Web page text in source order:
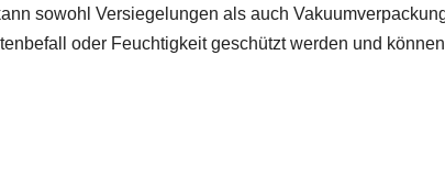
sowohl Versiegelungen als auch
oder Feuchtigkeit geschützt werden und